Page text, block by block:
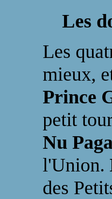
Les
Les
mieux,
Prince
petit
Nu
l'Union.
des